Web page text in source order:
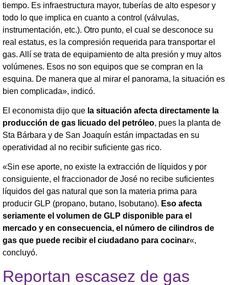
tiempo. Es infraestructura mayor, tuberías de alto espesor y
todo lo que implica en cuanto a control (válvulas,
instrumentación, etc.). Otro punto, el cual se desconoce su
real estatus, es la compresión requerida para transportar el
gas. Allí se trata de equipamiento de alta presión y muy altos
volúmenes. Esos no son equipos que se compran en la
esquina. De manera que al mirar el panorama, la situación es
bien complicada», indicó.
El economista dijo que la situación afecta directamente la
producción de gas licuado del petróleo, pues la planta de
Sta Bárbara y de San Joaquín están impactadas en su
operatividad al no recibir suficiente gas rico.
«Sin ese aporte, no existe la extracción de líquidos y por
consiguiente, el fraccionador de José no recibe suficientes
líquidos del gas natural que son la materia prima para
producir GLP (propano, butano, Isobutano). Eso afecta
seriamente el volumen de GLP disponible para el
mercado y en consecuencia, el número de cilindros de
gas que puede recibir el ciudadano para cocinar«,
concluyó.
Reportan escasez de gas